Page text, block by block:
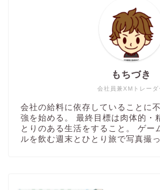
会社員兼XMトレーダ
もちづき
会社の給料に依存していることに
強を始める。 最終目標は肉体的・
とりのある生活をすること。 ゲー
ルを飲む週末とひとり旅で写真撮